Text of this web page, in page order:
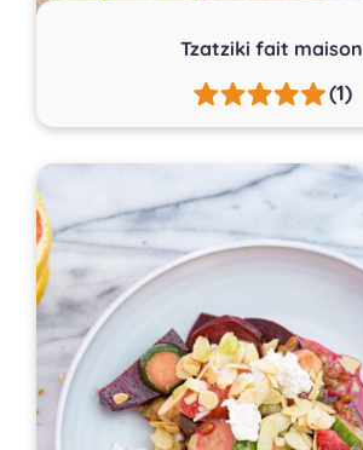
Tzatziki fait maison
(1)